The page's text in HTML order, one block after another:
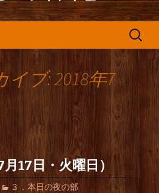
検
ブ: 2018年7
17日・火曜日）
３．本日の夜の部